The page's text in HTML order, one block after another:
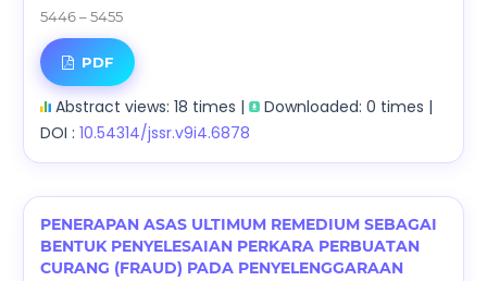
5446 – 5455
PDF
Abstract views: 18 times |
Downloaded: 0 times |
DOI : 10.54314/jssr.v9i4.6878
PENERAPAN ASAS ULTIMUM REMEDIUM SEBAGAI
BENTUK PENYELESAIAN PERKARA PERBUATAN
CURANG (FRAUD) PADA PENYELENGGARAAN